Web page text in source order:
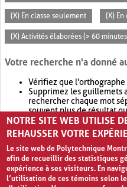
(X) En classe seulement (X) En
(X) Activités élaborées (> 60
Votre recherche n'a donné
Vérifiez que l'orthographe
Supprimez les guillemets
rechercher chaque mot
souvent plus de résultat
Envisagez d'élargir votre
retournera souvent plus
NOTRE SITE WEB UTILISE
REHAUSSER VOTRE
Le site web de Polytechnique
afin de recueillir des statistiques
expérience à ses visiteurs. En
l’utilisation de ces témoins selon